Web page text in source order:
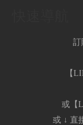
訂
【
或【
或 ↓ 直